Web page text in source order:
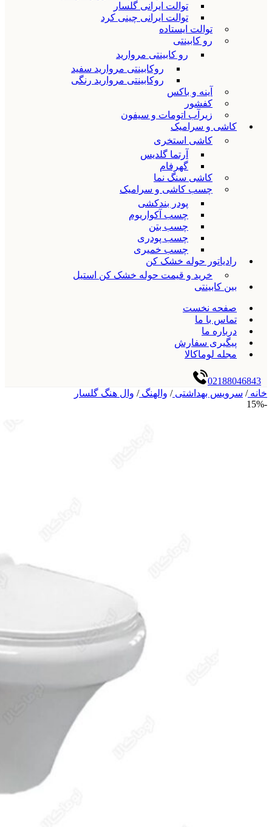
توالت ایرانی گلسار
توالت ایرانی چینی کرد
توالت ایستاده
رو کابینتی
رو کابینتی مروارید
روکابینتی مروارید سفید
روکابینتی مروارید رنگی
آینه و باکس
کفشور
زیرآب اتومات و سیفون
کاشی و سرامیک
کاشی استخری
آرتما گلدیس
گهرفام
کاشی سنگ نما
چسب کاشی و سرامیک
پودر بندکشی
چسب آکواریوم
چسب بتن
چسب پودری
چسب خمیری
رادیاتور حوله خشک کن
خرید و قیمت حوله خشک کن استیل
بین کابینتی
صفحه نخست
تماس با ما
درباره ما
پیگیری سفارش
مجله لوماکالا
02188046843
خانه/ سرویس بهداشتی/ والهنگ/ وال هنگ گلسار
-15%